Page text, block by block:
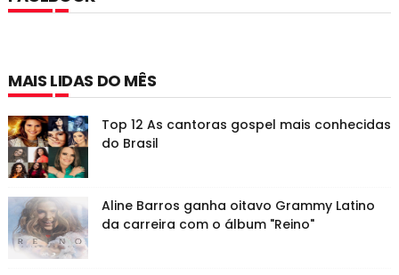
MAIS LIDAS DO MÊS
Top 12 As cantoras gospel mais conhecidas
do Brasil
Aline Barros ganha oitavo Grammy Latino
da carreira com o álbum "Reino"